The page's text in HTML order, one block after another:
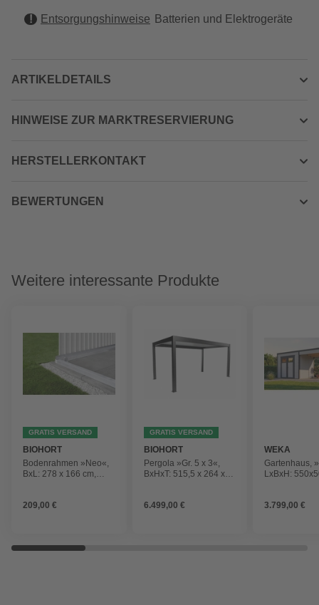
Entsorgungshinweise Batterien und Elektrogeräte
ARTIKELDETAILS
HINWEISE ZUR MARKTRESERVIERUNG
HERSTELLERKONTAKT
BEWERTUNGEN
Weitere interessante Produkte
GRATIS VERSAND
BIOHORT
Bodenrahmen »Neo«,
BxL: 278 x 166 cm,
209,00 €
GRATIS VERSAND
BIOHORT
Pergola »Gr. 5 x 3«,
BxHxT: 515,5 x 264 x
6.499,00 €
WEKA
Gartenhaus,
LxBxH:
3.799,00 €